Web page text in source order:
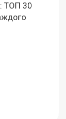
ТОП 30